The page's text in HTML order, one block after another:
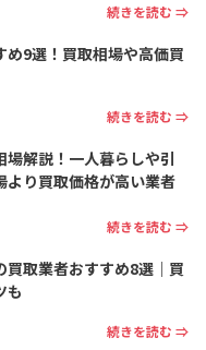
続きを読む ⇒
9選！買取相場や高価買
続きを読む ⇒
場解説！一人暮らしや引
より買取価格が高い業者
続きを読む ⇒
買取業者おすすめ8選｜買
も
続きを読む ⇒